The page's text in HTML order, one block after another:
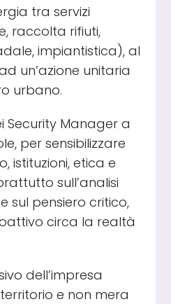
tra servizi
raccolta rifiuti,
impiantistica), al
un’azione unitaria
urbano.
Security Manager a
per sensibilizzare
istituzioni, etica e
sull’analisi
sul pensiero critico,
circa la realtà
dell’impresa
e non mera